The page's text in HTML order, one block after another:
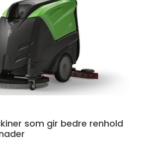
som gir bedre renhold